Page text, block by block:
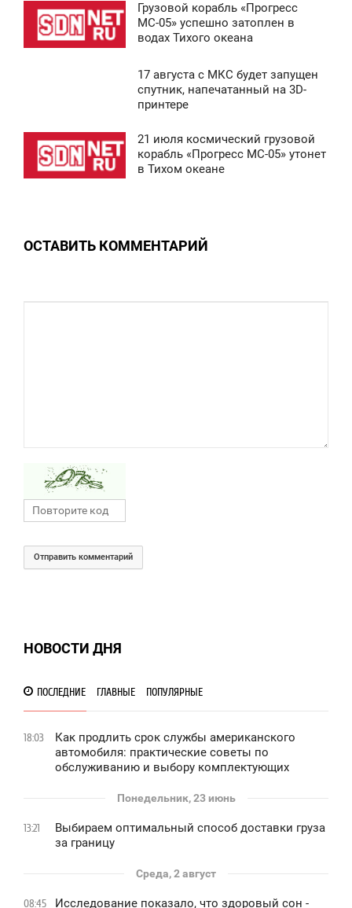
Грузовой корабль «Прогресс
МС-05» успешно затоплен в
водах Тихого океана
17 августа с МКС будет запущен
спутник, напечатанный на 3D-
принтере
21 июля космический грузовой
корабль «Прогресс МС-05» утонет
в Тихом океане
ОСТАВИТЬ КОММЕНТАРИЙ
Отправить комментарий
НОВОСТИ ДНЯ
ПОСЛЕДНИЕ ГЛАВНЫЕ ПОПУЛЯРНЫЕ
18:03
Как продлить срок службы американского
автомобиля: практические советы по
обслуживанию и выбору комплектующих
Понедельник, 23 июнь
13:21
Выбираем оптимальный способ доставки груза
за границу
Среда, 2 август
08:45 Исследование показало, что здоровый сон -